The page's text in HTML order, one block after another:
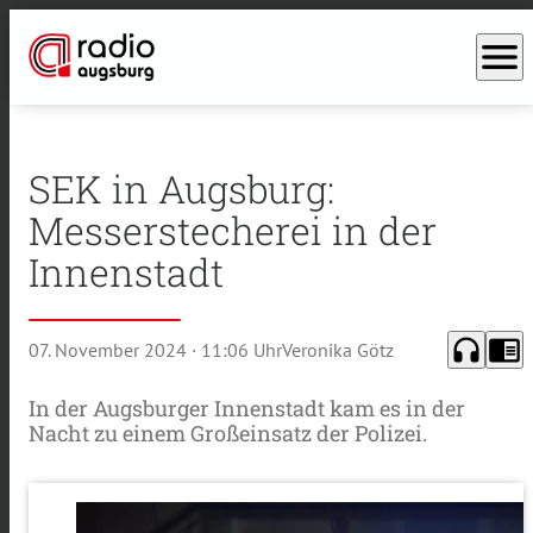
menu
SEK in Augsburg:
Messerstecherei in der
Innenstadt
07. November 2024 · 11:06 UhrVeronika Götz headphones chrome_reader_mode
In der Augsburger Innenstadt kam es in der
Nacht zu einem Großeinsatz der Polizei.